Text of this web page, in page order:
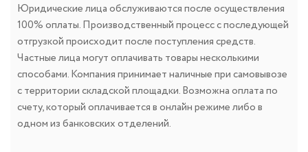
Юридические лица обслуживаются после осуществления
100% оплаты. Производственный процесс с последующей
отгрузкой происходит после поступления средств.
Частные лица могут оплачивать товары несколькими
способами. Компания принимает наличные при самовывозе
с территории складской площадки. Возможна оплата по
счету, который оплачивается в онлайн режиме либо в
одном из банковских отделений.